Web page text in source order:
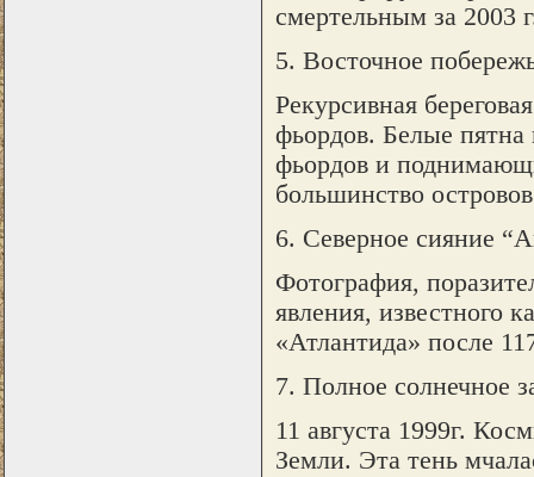
смертельным за 2003
5. Восточное
Рекурсивная
фьордов. Белые пятна
фьордов и
большинство
6. Северное сияние
Фотография,
явления, известного
«Атлантида» после
7. Полное солнечное
11 августа 1999г.
Земли. Эта тень